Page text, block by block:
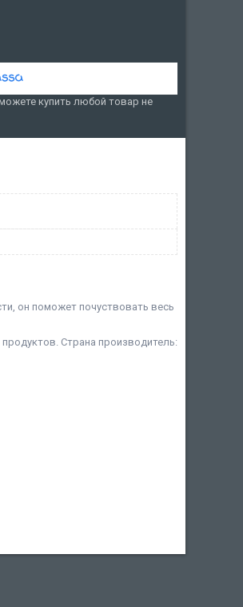
купить любой товар не
он поможет почуствовать весь
Страна производитель: